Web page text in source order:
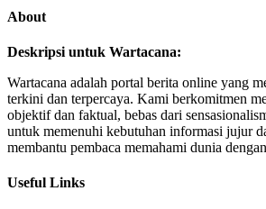
About
Deskripsi untuk Wartacana:
Wartacana adalah portal berita online yang
terkini dan terpercaya. Kami berkomitmen
objektif dan faktual, bebas dari
untuk memenuhi kebutuhan informasi jujur
membantu pembaca memahami dunia
Useful Links